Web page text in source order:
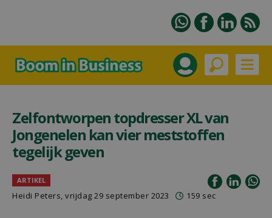
Zelfontworpen topdresser XL van
Jongenelen kan vier meststoffen
tegelijk geven
ARTIKEL
Heidi Peters, vrijdag 29 september 2023 159 sec